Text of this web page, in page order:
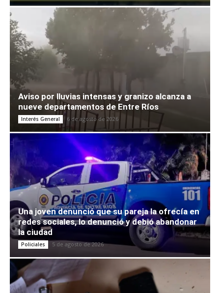
Aviso por lluvias intensas y granizo alcanza a
nueve departamentos de Entre Ríos
Interés General 6 de agosto de 2026
Una joven denunció que su pareja la ofrecía en
redes sociales, lo denunció y debió abandonar
la ciudad
Policiales 5 de agosto de 2026